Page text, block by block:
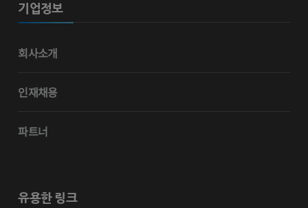
기업정보
회사소개
인재채용
파트너
유용한 링크